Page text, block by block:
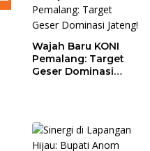
Wajah Baru KONI
Pemalang: Target
Geser Dominasi